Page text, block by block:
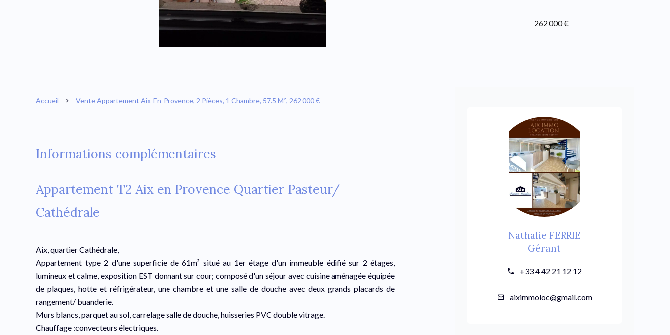
262 000 €
Accueil Vente Appartement Aix-En-Provence, 2 Pièces, 1 Chambre, 57.5 M², 262 000 €
Informations complémentaires
Appartement T2 Aix en Provence Quartier Pasteur/
Cathédrale
Aix, quartier Cathédrale,
Appartement type 2 d'une superficie de 61m² situé au 1er étage d'un immeuble édifié sur 2 étages,
lumineux et calme, exposition EST donnant sur cour; composé d'un séjour avec cuisine aménagée équipée
de plaques, hotte et réfrigérateur, une chambre et une salle de douche avec deux grands placards de
rangement/ buanderie.
Murs blancs, parquet au sol, carrelage salle de douche, huisseries PVC double vitrage.
Chauffage :convecteurs électriques.
Nathalie FERRIE
Gérant
+33 4 42 21 12 12
aiximmoloc@gmail.com